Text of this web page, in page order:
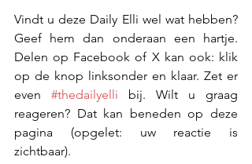
Vindt u deze Daily Elli wel wat hebben?
Geef hem dan onderaan een hartje.
Delen op Facebook of X kan ook: klik
op de knop linksonder en klaar. Zet er
even #thedailyelli bij. Wilt u graag
reageren? Dat kan beneden op deze
pagina (opgelet: uw reactie is
zichtbaar).